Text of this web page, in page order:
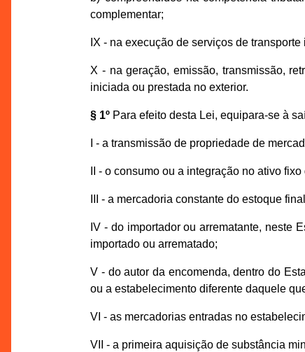
complementar;
IX - na execução de serviços de
X - na geração, emissão, transmissão,
iniciada ou prestada no exterior.
§ 1º Para efeito desta Lei, equipara-se à
I - a transmissão de propriedade de
II - o consumo ou a integração no ativo
III - a mercadoria constante do estoque
IV - do importador ou arrematante, neste
importado ou arrematado;
V - do autor da encomenda, dentro do
ou a estabelecimento diferente daquele
VI - as mercadorias entradas no
VII - a primeira aquisição de substância